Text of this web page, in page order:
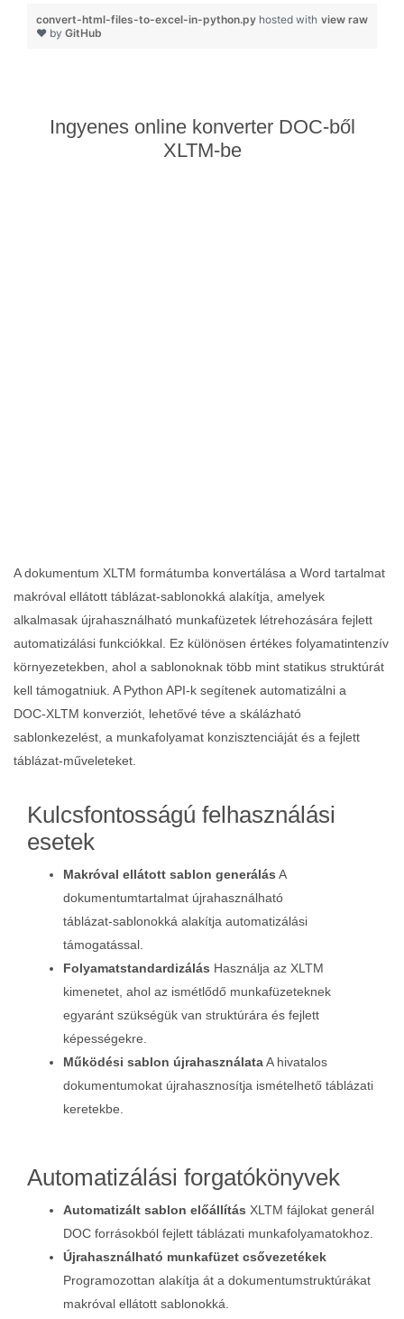
view raw
convert-html-files-to-excel-in-python.py hosted with
❤ by GitHub
Ingyenes online konverter DOC-ből
XLTM-be
A dokumentum XLTM formátumba konvertálása a Word tartalmat
makróval ellátott táblázat‑sablonokká alakítja, amelyek
alkalmasak újrahasználható munkafüzetek létrehozására fejlett
automatizálási funkciókkal. Ez különösen értékes folyamatintenzív
környezetekben, ahol a sablonoknak több mint statikus struktúrát
kell támogatniuk. A Python API‑k segítenek automatizálni a
DOC‑XLTM konverziót, lehetővé téve a skálázható
sablonkezelést, a munkafolyamat konzisztenciáját és a fejlett
táblázat‑műveleteket.
Kulcsfontosságú felhasználási
esetek
Makróval ellátott sablon generálás A
dokumentumtartalmat újrahasználható
táblázat‑sablonokká alakítja automatizálási
támogatással.
Folyamatstandardizálás Használja az XLTM
kimenetet, ahol az ismétlődő munkafüzeteknek
egyaránt szükségük van struktúrára és fejlett
képességekre.
Működési sablon újrahasználataA hivatalos
dokumentumokat újrahasznosítja ismételhető táblázati
keretekbe.
Automatizálási forgatókönyvek
Automatizált sablon előállítás XLTM fájlokat generál
DOC forrásokból fejlett táblázati munkafolyamatokhoz.
Újrahasználható munkafüzet csővezetékek
Programozottan alakítja át a dokumentumstruktúrákat
makróval ellátott sablonokká.